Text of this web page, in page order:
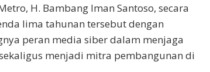
H. Bambang Iman Santoso, secara
lima tahunan tersebut dengan
peran media siber dalam menjaga
menjadi mitra pembangunan di